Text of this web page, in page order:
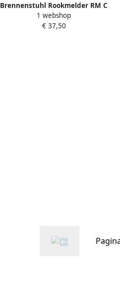
Brennenstuhl Rookmelder RM C
9010 1290090
1 webshop
€ 37,50